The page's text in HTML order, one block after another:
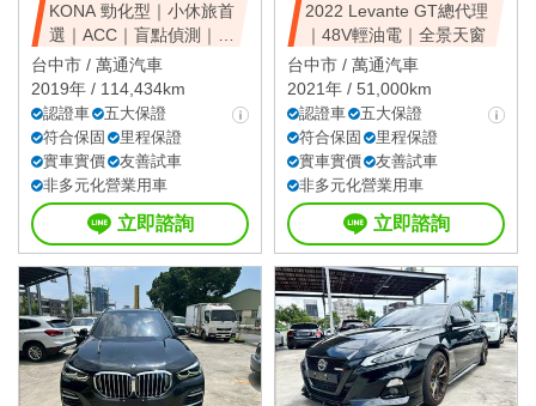
KONA 勁化型｜小休旅首
選｜ACC｜盲點偵測｜省
油好開
台中市 / 萬通汽車
2019年 / 114,434km
認證車
五大保證
符合保固
里程保證
實車實價
友善試車
非多元化營業用車
立即諮詢
2022 Levante GT總代理
｜48V輕油電｜全景天窗
台中市 / 萬通汽車
2021年 / 51,000km
認證車
五大保證
符合保固
里程保證
實車實價
友善試車
非多元化營業用車
立即諮詢